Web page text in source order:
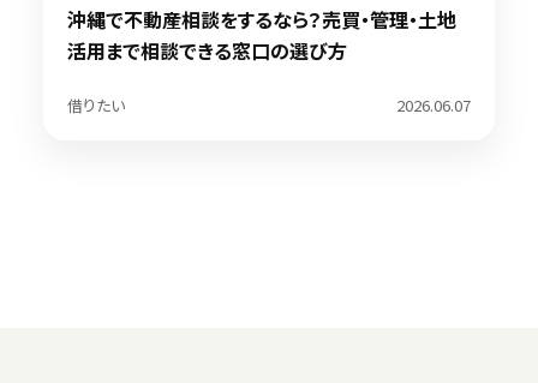
沖縄で不動産相談をするなら？売買・管理・土地
活用まで相談できる窓口の選び方
借りたい 2026.06.07